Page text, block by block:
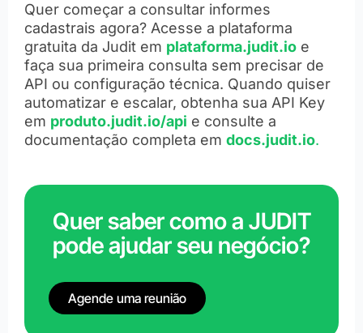
Quer começar a consultar informes
cadastrais agora? Acesse a plataforma
gratuita da Judit em plataforma.judit.io e
faça sua primeira consulta sem precisar de
API ou configuração técnica. Quando quiser
automatizar e escalar, obtenha sua API Key
em produto.judit.io/api e consulte a
documentação completa em docs.judit.io.
Quer saber como a JUDIT
pode ajudar seu negócio?
Agende uma reunião